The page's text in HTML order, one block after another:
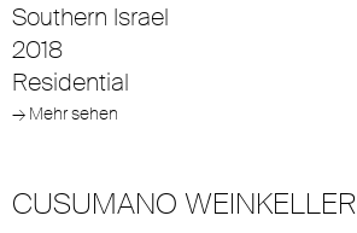
Southern Israel
2018
Residential
→ Mehr sehen
CUSUMANO WEINKELLER